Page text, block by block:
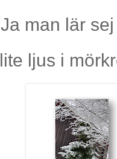
Ja man lär
ljus i